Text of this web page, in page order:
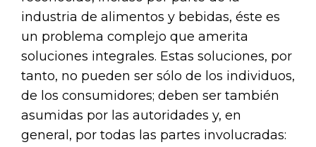
industria de alimentos y bebidas, éste es
un problema complejo que amerita
soluciones integrales. Estas soluciones, por
tanto, no pueden ser sólo de los individuos,
de los consumidores; deben ser también
asumidas por las autoridades y, en
general, por todas las partes involucradas: